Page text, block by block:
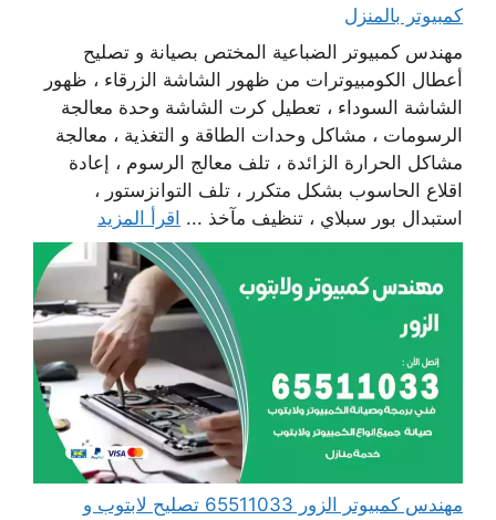
كمبيوتر بالمنزل
مهندس كمبيوتر الضباعية المختص بصيانة و تصليح
أعطال الكومبيوترات من ظهور الشاشة الزرقاء ، ظهور
الشاشة السوداء ، تعطيل كرت الشاشة وحدة معالجة
الرسومات ، مشاكل وحدات الطاقة و التغذية ، معالجة
مشاكل الحرارة الزائدة ، تلف معالج الرسوم ، إعادة
اقلاع الحاسوب بشكل متكرر ، تلف التوانزستور ،
استبدال بور سبلاي ، تنظيف مآخذ ... اقرأ المزيد
مهندس كمبيوتر الزور 65511033 تصليح لابتوب و